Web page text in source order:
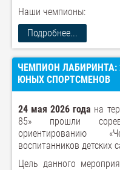
Наши чемпионы:
Подробнее...
ЧЕМПИОН ЛАБИРИНТА:
ЮНЫХ СПОРТСМЕНОВ
24 мая 2026 года на
85» прошли
ориентированию
воспитанников детских
Цель данного